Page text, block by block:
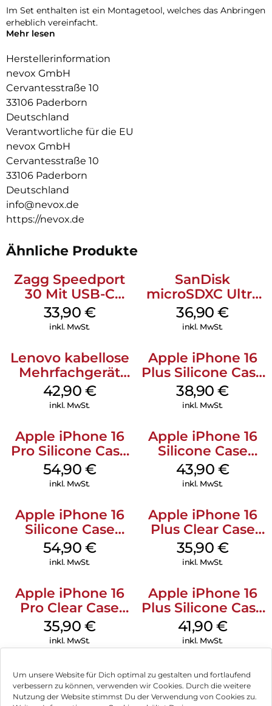
Um unsere Website für Dich optimal zu gestalten und fortlaufend
verbessern zu können, verwenden wir Cookies. Durch die weitere
Nutzung der Website stimmst Du der Verwendung von Cookies zu.
Im Set enthalten ist ein Montagetool, welches das Anbringen
erheblich vereinfacht.
Eckenradius – 2.5D
Material Art Crystal Klar
Mehr lesen
Herstellerinformation
nevox GmbH
Cervantesstraße 10
33106 Paderborn
Deutschland
Verantwortliche für die EU
nevox GmbH
Cervantesstraße 10
33106 Paderborn
Deutschland
info@nevox.de
https://nevox.de
Ähnliche Produkte
Zagg Speedport
30 Mit USB-C
Kabel Weiß
33,90 €
inkl. MwSt.
SanDisk
microSDXC Ultra
128 GB + Adapter
Mobile
36,90€
inkl. MwSt.
Lenovo kabellose
Mehrfachgerät
Luna Grey
42,90 €
inkl. MwSt.
Apple iPhone 16
Plus Silicone Case
MagSafe Denim
38,90€
inkl. MwSt.
Apple iPhone 16
Pro Silicone Case
MagSafe Black
54,90 €
inkl. MwSt.
Apple iPhone 16
Silicone Case
MagSafe Plum
43,90 €
inkl. MwSt.
Apple iPhone 16
Silicone Case
MagSafe Black
54,90 €
inkl. MwSt.
Apple iPhone 16
Plus Clear Case
MagSafe
Transparent
35,90 €
inkl. MwSt.
Apple iPhone 16
Pro Clear Case
MagSafe
Transparent
35,90 €
inkl. MwSt.
Apple iPhone 16
Plus Silicone Case
MagSafe Stone
Gray
41,90 €
inkl. MwSt.